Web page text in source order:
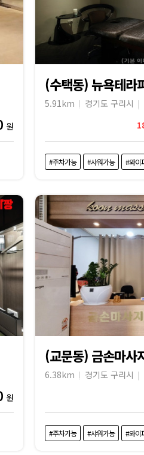
원
(수택동) 뉴욕테라
5.91km 경기도 구리시
#주차가능 #샤워가능 #와이
원
(교문동) 금손마사
6.38km 경기도 구리시
#주차가능 #샤워가능 #와이